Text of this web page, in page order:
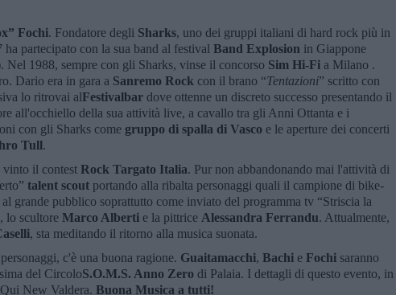
Fochi. Fondatore degli Sharks, uno dei gruppi italiani di hard rock più in
partecipato con la sua band al festival Band Explosion in Giappone
Nel 1988, sempre con gli Sharks, vinse il concorso Sim Hi-Fi a Milano .
Dario era in gara a Sanremo Rock con il brano “Tentazioni” scritto con
lo ritrovai alFestivalbar dove ottenne un discreto successo presentando il
all'occhiello della sua attività live, a cavallo tra gli Anni Ottanta e i
con gli Sharks come gruppo di spalla di Vasco e le aperture dei concerti
Tull.
vinto il contest Rock Targato Italia. Pur non abbandonando mai l'attività di
talent scout portando alla ribalta personaggi quali il campione di bike-
grande pubblico soprattutto come inviato del programma tv “Striscia la
lo scultore Marco Alberti e la pittrice Alessandra Ferrandu. Attualmente,
, sta meditando il ritorno alla musica suonata.
c'è una buona ragione. Guaitamacchi, Bachi e Fochi saranno
del CircoloS.O.M.S. Anno Zero di Palaia. I dettagli di questo evento, in
New Valdera. Buona Musica a tutti!